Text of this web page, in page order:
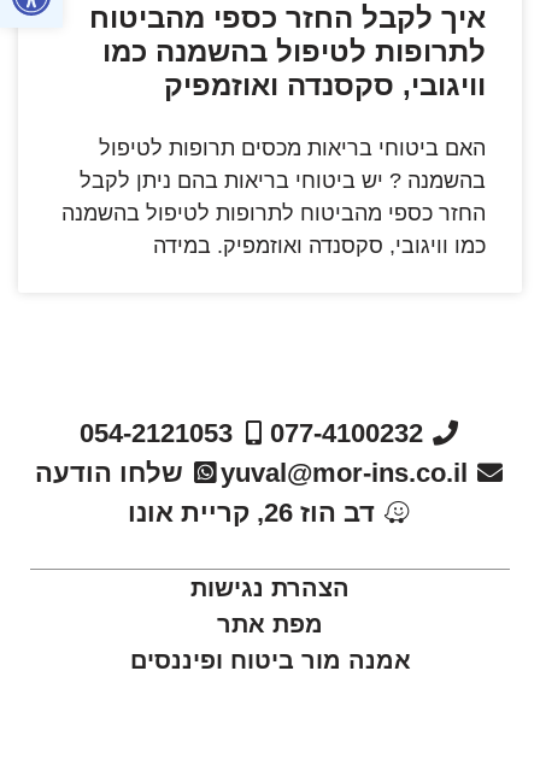
איך לקבל החזר כספי מהביטוח
לתרופות לטיפול בהשמנה כמו
וויגובי, סקסנדה ואוזמפיק
האם ביטוחי בריאות מכסים תרופות לטיפול
בהשמנה ? יש ביטוחי בריאות בהם ניתן לקבל
החזר כספי מהביטוח לתרופות לטיפול בהשמנה
כמו וויגובי, סקסנדה ואוזמפיק. במידה
077-4100232
054-2121053
yuval@mor-ins.co.il
שלחו הודעה
דב הוז 26, קריית אונו
הצהרת נגישות
מפת אתר
אמנה מור ביטוח ופיננסים